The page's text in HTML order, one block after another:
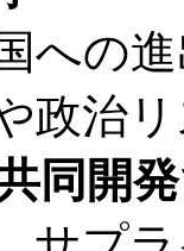
への
政治
同開発